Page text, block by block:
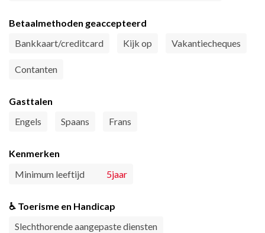
Betaalmethoden geaccepteerd
Bankkaart/creditcard
Kijk op Vakantiecheques
Contanten
Gasttalen
Engels
Spaans Frans
Kenmerken
Minimum leeftijd
5jaar
♿ Toerisme en Handicap
Slechthorende aangepaste diensten